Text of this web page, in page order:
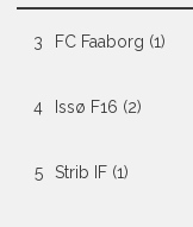
3 FC Faaborg (1)
4 Issø F16 (2)
5 Strib IF (1)